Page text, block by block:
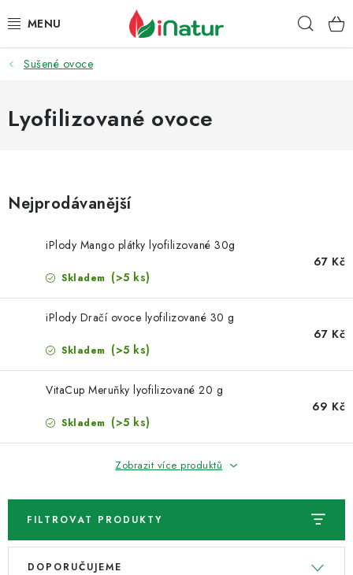
na
POTRAVINY
OŘECHY A SUŠENÉ PLODY
VITAMÍNY
DOPRAVA A PLATBA
VELKOOBCHOD
KONTAKTY
Sušené ovoce
Lyofilizované ovoce
Nejprodávanější
iPlody Mango plátky lyofilizované 30g
Skladem (>5 ks)
67 Kč
iPlody Dračí ovoce lyofilizované 30 g
Skladem (>5 ks)
67 Kč
VitaCup Meruňky lyofilizované 20 g
Skladem (>5 ks)
69 Kč
Zobrazit více produktů
FILTROVAT PRODUKTY
V
Ř
DOPORUČUJEME